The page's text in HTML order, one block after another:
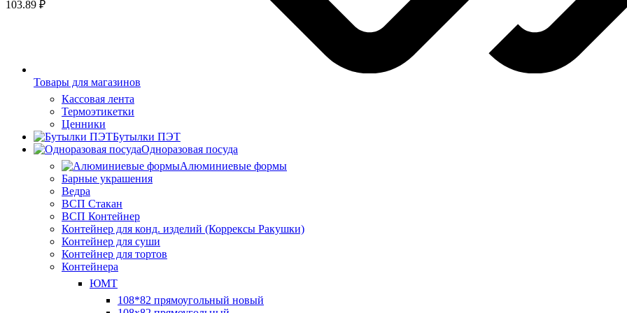
Товары для магазинов
Кассовая лента
Термоэтикетки
Ценники
Бутылки ПЭТ
Одноразовая посуда
Алюминиевые формы
Барные украшения
Ведра
ВСП Стакан
ВСП Контейнер
Контейнер для конд. изделий (Коррексы Ракушки)
Контейнер для суши
Контейнер для тортов
Контейнера
ЮМТ
108*82 прямоугольный новый
103.89 ₽